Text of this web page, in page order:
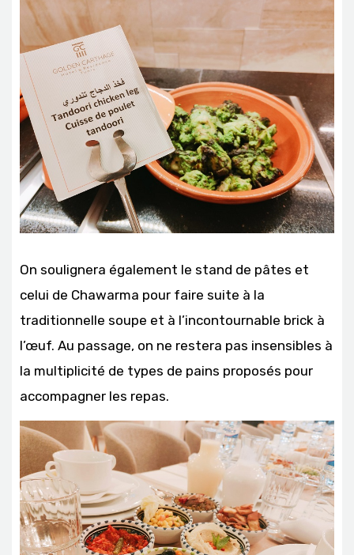
On soulignera également le stand de pâtes et
celui de Chawarma pour faire suite à la
traditionnelle soupe et à l’incontournable brick à
l’œuf. Au passage, on ne restera pas insensibles à
la multiplicité de types de pains proposés pour
accompagner les repas.